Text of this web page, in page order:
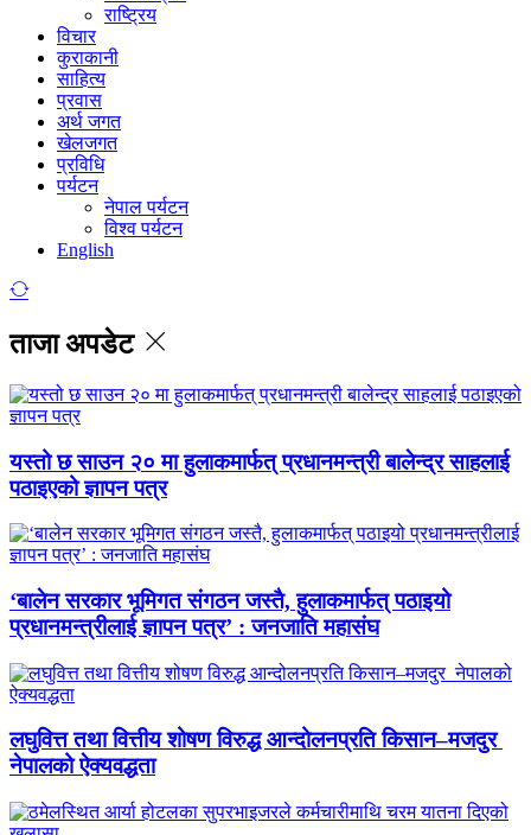
राष्ट्रिय
विचार
कुराकानी
साहित्य
प्रवास
अर्थ जगत
खेलजगत
प्रविधि
पर्यटन
नेपाल पर्यटन
विश्व पर्यटन
English
ताजा अपडेट
यस्तो छ साउन २० मा हुलाकमार्फत् प्रधानमन्त्री बालेन्द्र साहलाई
पठाइएको ज्ञापन पत्र
‘बालेन सरकार भूमिगत संगठन जस्तै, हुलाकमार्फत् पठाइयो
प्रधानमन्त्रीलाई ज्ञापन पत्र’ : जनजाति महासंघ
लघुवित्त तथा वित्तीय शोषण विरुद्ध आन्दोलनप्रति किसान–मजदुर
नेपालको ऐक्यवद्धता